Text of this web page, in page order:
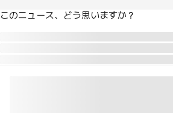
このニュース、どう思いますか？